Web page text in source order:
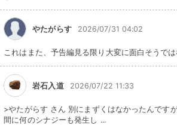
やたがらす 2026/07/31 04:02
これはまた、予告編見る限り大変に面白そうで
岩石入道 2026/07/22 11:33
>やたがらす さん 別にまずくはなかったんです
間に何のシナジーも発生し ...